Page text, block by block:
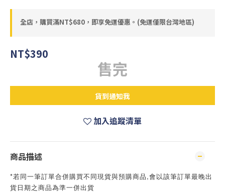
全店，購買滿NT$680，即享免運優惠。(免運僅限台灣地區)
NT$390
售完
貨到通知我
加入追蹤清單
商品描述
*若同一筆訂單合併購買不同現貨與預購商品,會以該筆訂單最晚出
貨日期之商品為準一併出貨